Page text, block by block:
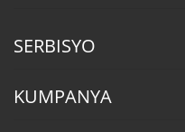
SERBISYO
KUMPANYA